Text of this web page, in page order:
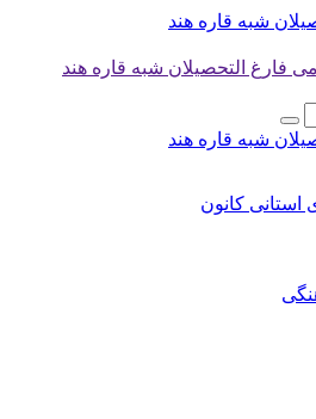
فارغ التحصیلان شبه قاره هند
استانی کانون